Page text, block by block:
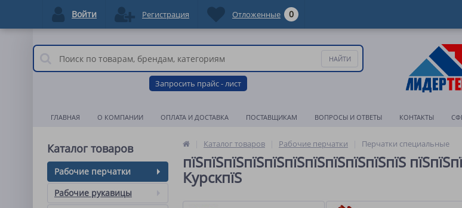
Запросить прайс - лист
ГЛАВНАЯ О КОМПАНИИ ОПЛАТА И ДОСТАВКА ПОСТАВЩИКАМ ВОПРОСЫ И ОТВЕТЫ КОНТАКТЫ
Каталог товаров
Рабочие перчатки
Рабочие рукавицы
Каталог товаров Рабочие перчатки Перчатки специальные
пїЅпїЅпїЅпїЅпїЅпїЅпїЅпїЅпїЅпїЅпїЅ
КурскпїЅ
Войти Регистрация Отложенные 0